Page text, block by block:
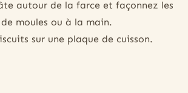
autour de la farce et façonnez les
moules ou à la main.
sur une plaque de cuisson.